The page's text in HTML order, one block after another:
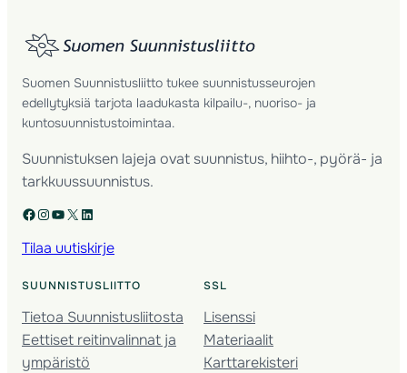
Suomen Suunnistusliitto tukee suunnistusseurojen
edellytyksiä tarjota laadukasta kilpailu-, nuoriso- ja
kuntosuunnistustoimintaa.
Suunnistuksen lajeja ovat suunnistus, hiihto-, pyörä- ja
tarkkuussuunnistus.
Facebook Instagram YouTube X LinkedIn
Tilaa uutiskirje
SUUNNISTUSLIITTO
Tietoa Suunnistusliitosta
Eettiset reitinvalinnat ja
ympäristö
SSL
Lisenssi
Materiaalit
Karttarekisteri